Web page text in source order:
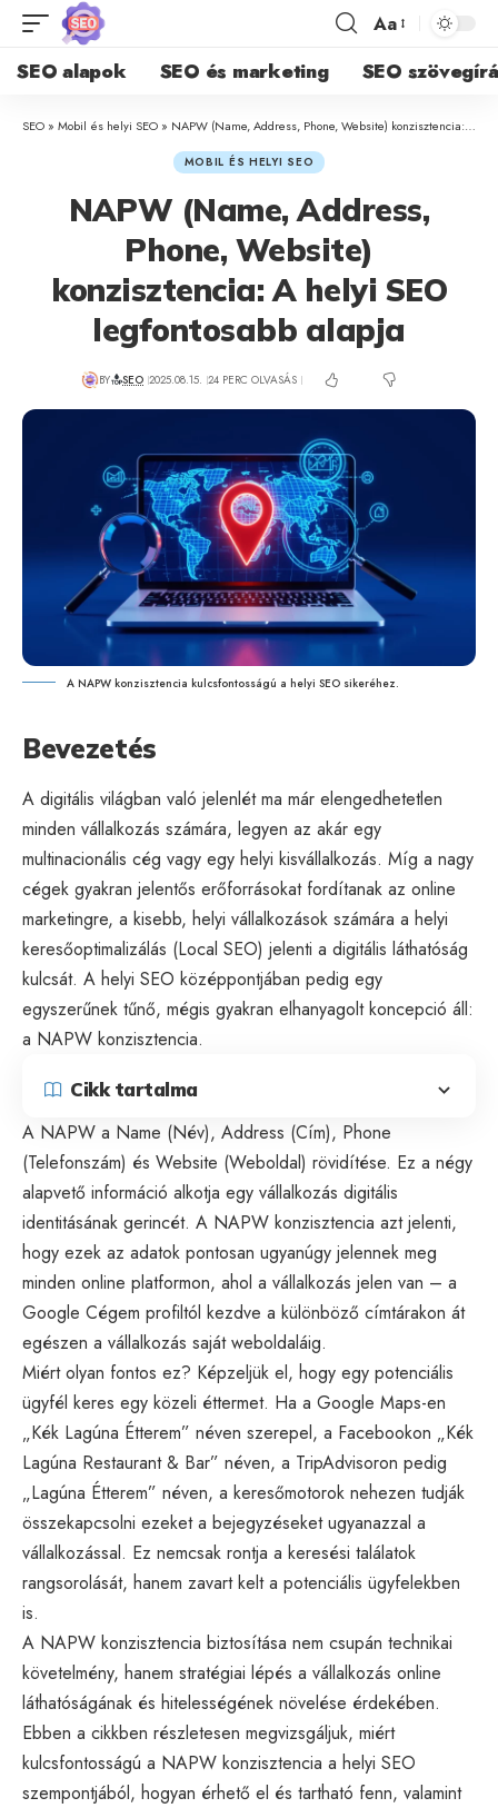
Aa
SEO alapok SEO és marketing SEO
SEO » Mobil és helyi SEO » NAPW (Name, Address, Phone, Website) konzisztencia: A helyi SEO legfontosabb alapja
MOBIL ÉS HELYI SEO
NAPW (Name, Address,
Phone, Website)
konzisztencia: A helyi SEO
legfontosabb alapja
BY SEO 2025.08.15. 24 PERC OLVASÁS
A NAPW konzisztencia kulcsfontosságú a helyi SEO sikeréhez.
Bevezetés
A digitális világban való jelenlét ma már elengedhetetlen
minden vállalkozás számára, legyen az akár egy
multinacionális cég vagy egy helyi kisvállalkozás. Míg a nagy
cégek gyakran jelentős erőforrásokat fordítanak az online
marketingre, a kisebb, helyi vállalkozások számára a helyi
keresőoptimalizálás (Local SEO) jelenti a digitális láthatóság
kulcsát. A helyi SEO középpontjában pedig egy
egyszerűnek tűnő, mégis gyakran elhanyagolt koncepció áll:
a NAPW konzisztencia.
Cikk tartalma
A NAPW a Name (Név), Address (Cím), Phone
(Telefonszám) és Website (Weboldal) rövidítése. Ez a négy
alapvető információ alkotja egy vállalkozás digitális
identitásának gerincét. A NAPW konzisztencia azt jelenti,
hogy ezek az adatok pontosan ugyanúgy jelennek meg
minden online platformon, ahol a vállalkozás jelen van – a
Google Cégem profiltól kezdve a különböző címtárakon át
egészen a vállalkozás saját weboldaláig.
Miért olyan fontos ez? Képzeljük el, hogy egy potenciális
ügyfél keres egy közeli éttermet. Ha a Google Maps-en
„Kék Lagúna Étterem” néven szerepel, a Facebookon „Kék
Lagúna Restaurant & Bar” néven, a TripAdvisoron pedig
„Lagúna Étterem” néven, a keresőmotorok nehezen tudják
összekapcsolni ezeket a bejegyzéseket ugyanazzal a
vállalkozással. Ez nemcsak rontja a keresési találatok
rangsorolását, hanem zavart kelt a potenciális ügyfelekben
is.
A NAPW konzisztencia biztosítása nem csupán technikai
követelmény, hanem stratégiai lépés a vállalkozás online
láthatóságának és hitelességének növelése érdekében.
Ebben a cikkben részletesen megvizsgáljuk, miért
kulcsfontosságú a NAPW konzisztencia a helyi SEO
szempontjából, hogyan érhető el és tartható fenn, valamint